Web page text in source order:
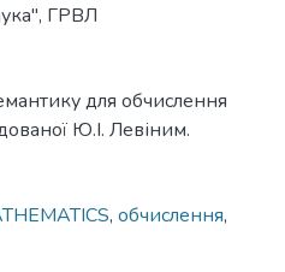
ГРВЛ
для обчислення
Ю.І. Левіним.
, обчислення,